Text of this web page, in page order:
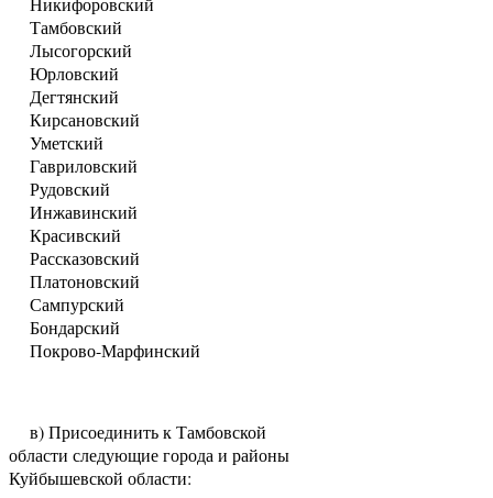
Тамбовский
Лысогорский
Юрловский
Дегтянский
Кирсановский
Уметский
Гавриловский
Рудовский
Инжавинский
Красивский
Рассказовский
Платоновский
Сампурский
Бондарский
Покрово-Марфинский
в) Присоединить к Тамбовской
области следующие города и районы
Куйбышевской области: